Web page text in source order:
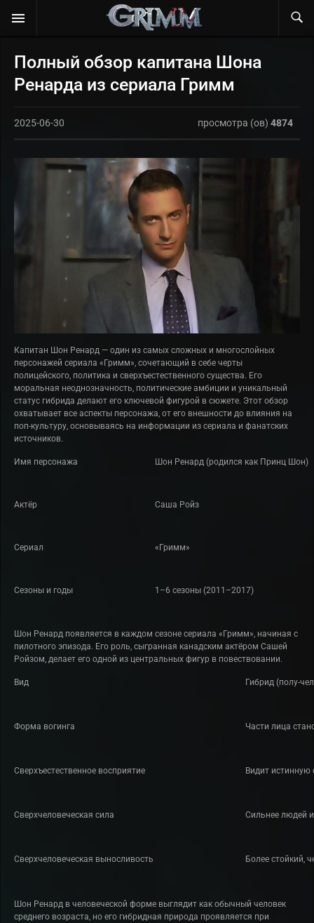
Полный обзор капитана Шона
Ренарда из сериала Гримм
2025-06-30 просмотра (ов) 4874
Капитан Шон Ренард — один из самых сложных и многослойных
персонажей сериала «Гримм», сочетающий в себе черты
полицейского, политика и сверхъестественного существа. Его
моральная неоднозначность, политические амбиции и уникальный
статус гибрида делают его ключевой фигурой в сюжете. Этот обзор
охватывает все аспекты персонажа, от его внешности до влияния на
поп-культуру, основываясь на информации из сериала и фанатских
источников.
Имя персонажа Шон Ренард (родился как Принц Шон)
Актёр Саша Ройз
Сериал «Гримм»
Сезоны и годы 1–6 сезоны (2011–2017)
Шон Ренард появляется в каждом сезоне сериала «Гримм», начиная с
пилотного эпизода. Его роль, сыгранная канадским актёром Сашей
Ройзом, делает его одной из центральных фигур в повествовании.
Вид Гибрид (полу-
Форма вогинга Части лица
Сверхъестественное восприятие Видит истинную
Сверхчеловеческая сила Сильнее людей
Сверхчеловеческая выносливость Более стойкий,
Шон Ренард в человеческой форме выглядит как обычный человек
среднего возраста, но его гибридная природа проявляется при